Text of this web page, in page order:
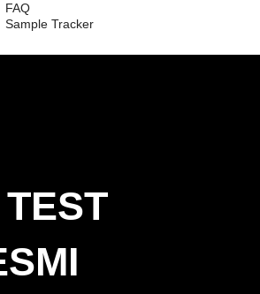
FAQ
Sample Tracker